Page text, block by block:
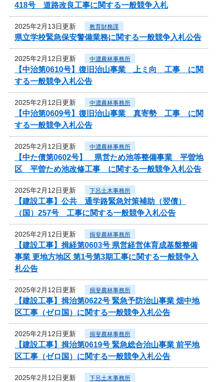
418号 道路改良工事に関する一般競争入札
2025年2月13日更新 教育財務課
県立学校緊急保安警備業務に関する一般競争入札公告
2025年2月12日更新 中濃農林事務所
【中治第0610号】復旧治山事業 上ミ向 工事 に関
する一般競争入札公告
2025年2月12日更新 中濃農林事務所
【中治第0609号】復旧治山事業 真寄勢 工事 に関
する一般競争入札公告
2025年2月12日更新 中濃農林事務所
【中た債第0602号】 県営ため池等整備事業 平曽地
区 平曽ため池改修工事 に関する一般競争入札公告
2025年2月12日更新 下呂土木事務所
【建設工事】公共 通学路緊急対策補助（翌債）
（国）257号 工事に関する一般競争入札公告
2025年2月12日更新 揖斐農林事務所
【建設工事】揖経第0603号 県営経営体育成基盤整備
事業 更地方地区 第1号第3期工事に関する一般競争入
札公告
2025年2月12日更新 揖斐農林事務所
【建設工事】揖治第0622号 緊急予防治山事業 畑中地
区工事（ゼロ国）に関する一般競争入札公告
2025年2月12日更新 揖斐農林事務所
【建設工事】揖治第0619号 緊急総合治山事業 前平地
区工事（ゼロ国）に関する一般競争入札公告
2025年2月12日更新 下呂土木事務所